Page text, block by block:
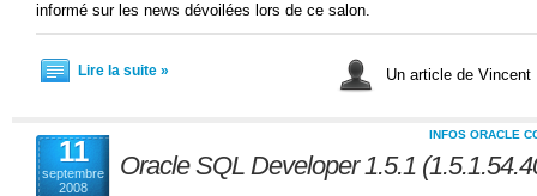
informé sur les news dévoilées lors de ce salon.
Lire la suite » Un article de
11
septembre
2008
INFOS ORACLE
Oracle SQL Developer 1.5.1